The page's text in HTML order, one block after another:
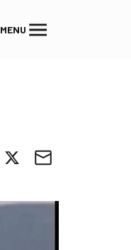
MENU